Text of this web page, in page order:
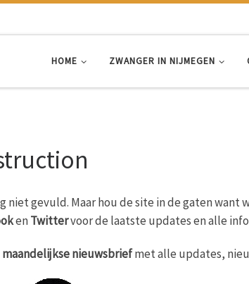
HOME ZWANGER IN NIJMEGEN
niet gevuld. Maar hou de site in de gaten want
enTwittervoor de laatste updates en alle
maandelijkse nieuwsbriefmet alle updates,